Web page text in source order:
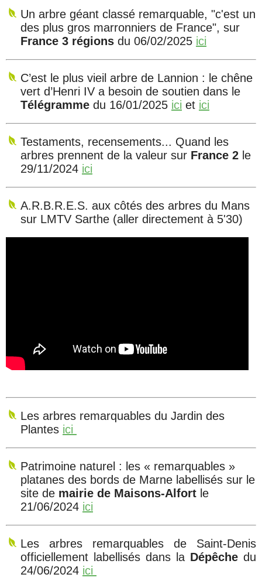
Un arbre géant classé remarquable, "c'est un
des plus gros marronniers de France", sur
France 3 régions du 06/02/2025 ici
C’est le plus vieil arbre de Lannion : le chêne
vert d’Henri IV a besoin de soutien dans le
Télégramme du 16/01/2025 ici et ici
Testaments, recensements... Quand les
arbres prennent de la valeur sur France 2 le
29/11/2024 ici
A.R.B.R.E.S. aux côtés des arbres du Mans
sur LMTV Sarthe (aller directement à 5'30)
Les arbres remarquables du Jardin des
Plantes ici
Patrimoine naturel : les « remarquables »
platanes des bords de Marne labellisés sur le
site de mairie de Maisons-Alfort le
21/06/2024 ici
Les arbres remarquables de Saint-Denis
officiellement labellisés dans la Dépêche du
24/06/2024 ici